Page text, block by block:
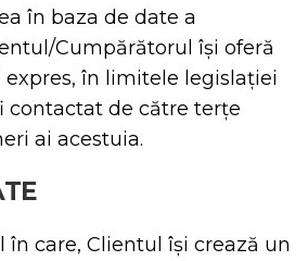
în baza de date a
Cumpărătorul își oferă
în limitele legislației
contactat de către terțe
ai acestuia.
care, Clientul își crează un